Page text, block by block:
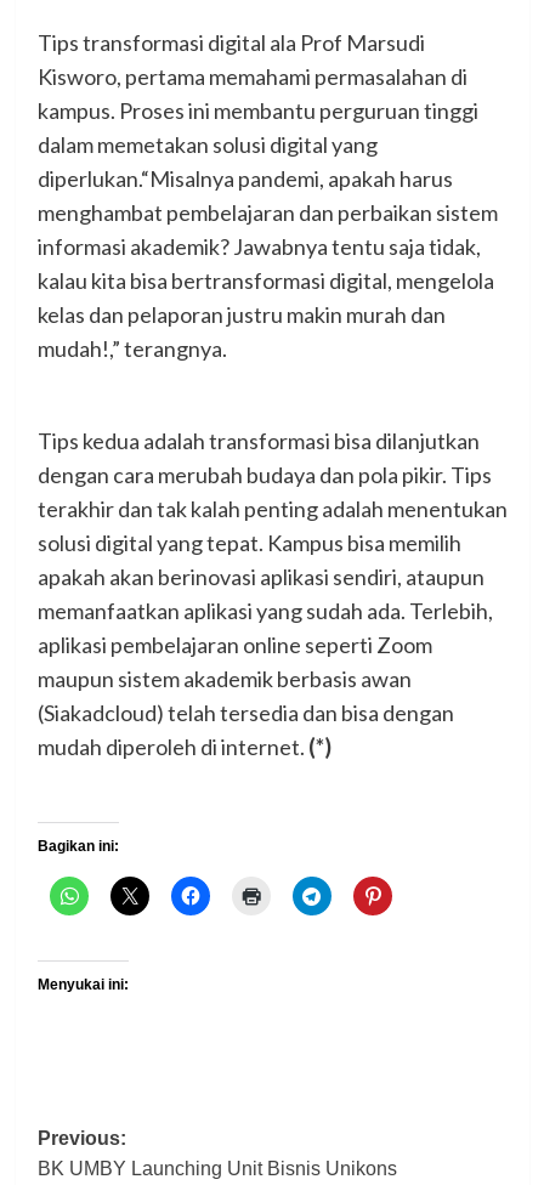
Tips transformasi digital ala Prof Marsudi
Kisworo, pertama memahami permasalahan di
kampus. Proses ini membantu perguruan tinggi
dalam memetakan solusi digital yang
diperlukan.“Misalnya pandemi, apakah harus
menghambat pembelajaran dan perbaikan sistem
informasi akademik? Jawabnya tentu saja tidak,
kalau kita bisa bertransformasi digital, mengelola
kelas dan pelaporan justru makin murah dan
mudah!,” terangnya.
Tips kedua adalah transformasi bisa dilanjutkan
dengan cara merubah budaya dan pola pikir. Tips
terakhir dan tak kalah penting adalah menentukan
solusi digital yang tepat. Kampus bisa memilih
apakah akan berinovasi aplikasi sendiri, ataupun
memanfaatkan aplikasi yang sudah ada. Terlebih,
aplikasi pembelajaran online seperti Zoom
maupun sistem akademik berbasis awan
(Siakadcloud) telah tersedia dan bisa dengan
mudah diperoleh di internet. (*)
Bagikan ini:
Menyukai ini:
Post
Previous:
BK UMBY Launching Unit Bisnis Unikons